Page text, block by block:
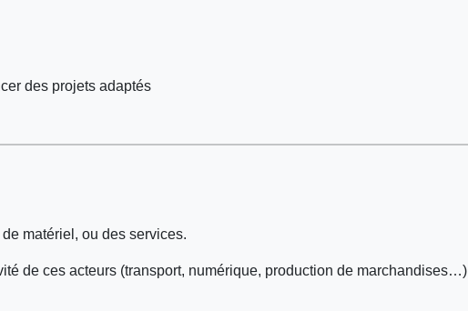
des projets adaptés
matériel, ou des services.
de ces acteurs (transport, numérique, production de marchandises…)